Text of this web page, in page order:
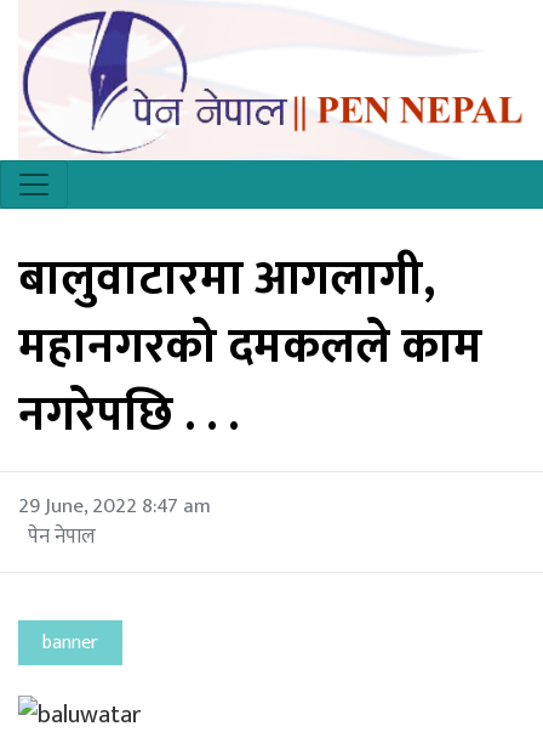
बालुवाटारमा आगलागी,
महानगरको दमकलले काम
नगरेपछि . . .
29 June, 2022 8:47 am
पेन नेपाल
banner